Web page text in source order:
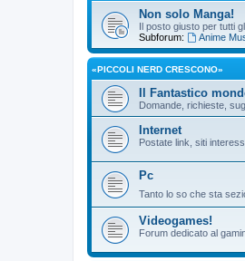
Non solo Manga!
Il posto giusto per tutti
Subforum:
Anime
«PICCOLI NERD CRESCONO»
Il Fantastico
Domande, richieste,
Internet
Postate link, siti
Pc
Tanto lo so che sta
Videogames!
Forum dedicato al